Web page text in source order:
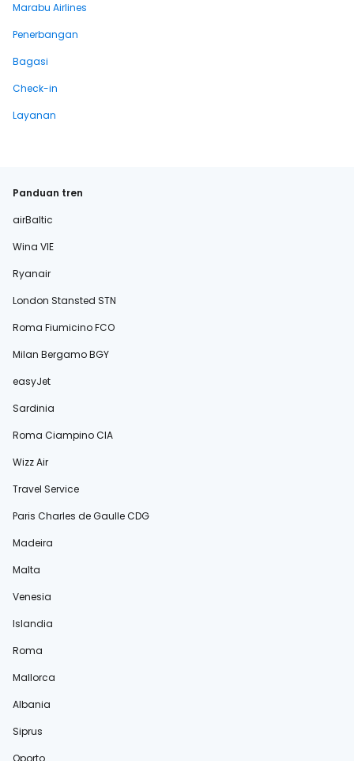
Marabu Airlines
Penerbangan
Bagasi
Check-in
Layanan
Panduan tren
airBaltic
Wina VIE
Ryanair
London Stansted STN
Roma Fiumicino FCO
Milan Bergamo BGY
easyJet
Sardinia
Roma Ciampino CIA
Wizz Air
Travel Service
Paris Charles de Gaulle CDG
Madeira
Malta
Venesia
Islandia
Roma
Mallorca
Albania
Siprus
Oporto